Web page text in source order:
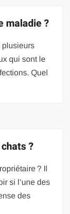
maladie ?
plusieurs
qui sont le
Quel
?
? Il
si l’une des
des